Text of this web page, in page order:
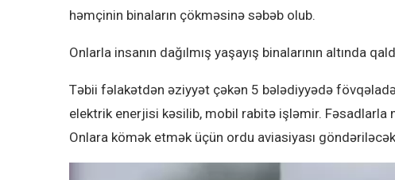
həmçinin binaların çökməsinə səbəb olub.
Onlarla insanın dağılmış yaşayış binalarının altında
Təbii fəlakətdən əziyyət çəkən 5 bələdiyyədə
elektrik enerjisi kəsilib, mobil rabitə işləmir.
Onlara kömək etmək üçün ordu aviasiyası